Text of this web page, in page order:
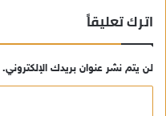
اترك تعليقاً
لن يتم نشر عنوان بريدك الإلكتروني.